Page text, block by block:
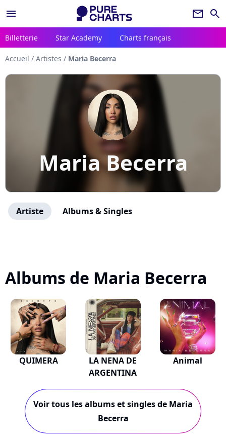
menu newsletter search
Billetterie Star Academy Charts français
Accueil / Artistes / Maria Becerra
Maria Becerra
Artiste Albums & Singles
Albums de Maria Becerra
QUIMERA
LA NENA DE
ARGENTINA
Animal
Voir tous les albums et singles de Maria
Becerra